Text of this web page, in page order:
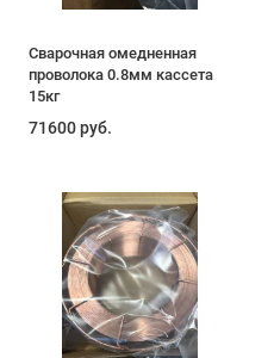
Сварочная омедненная
проволока 0.8мм кассета
15кг
71600 руб.